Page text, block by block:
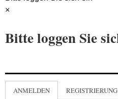
×
Bitte loggen Sie
ANMELDEN REGISTRIERUNG